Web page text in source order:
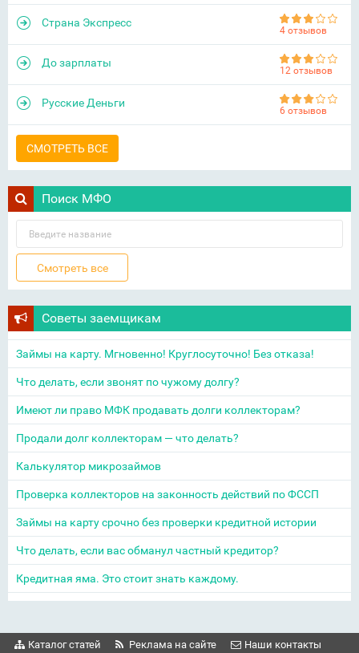
Страна Экспресс
4 отзывов
До зарплаты
12 отзывов
Русские Деньги
6 отзывов
СМОТРЕТЬ ВСЕ
Поиск МФО
Советы заемщикам
Займы на карту. Мгновенно! Круглосуточно! Без отказа!
Что делать, если звонят по чужому долгу?
Имеют ли право МФК продавать долги коллекторам?
Продали долг коллекторам — что делать?
Калькулятор микрозаймов
Проверка коллекторов на законность действий по ФССП
Займы на карту срочно без проверки кредитной истории
Что делать, если вас обманул частный кредитор?
Кредитная яма. Это стоит знать каждому.
Каталог статей Реклама на сайте Наши контакты